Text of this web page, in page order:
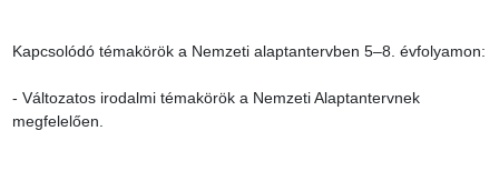
Kapcsolódó témakörök a Nemzeti alaptantervben 5–8. évfolyamon:
- Változatos irodalmi témakörök a Nemzeti Alaptantervnek
megfelelően.